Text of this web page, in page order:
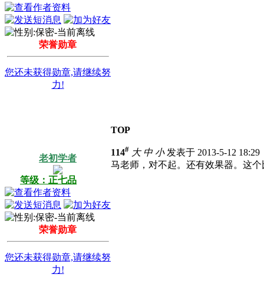
荣誉勋章
您还未获得勋章,请继续努
力!
TOP
老初学者
等级：正七品
荣誉勋章
您还未获得勋章,请继续努
力!
114# 大 中 小发表于 2013-5-12 18:29
马老师，对不起。还有效果器。这